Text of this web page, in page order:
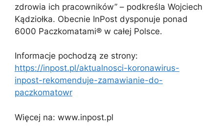
zdrowia ich pracowników” – podkreśla Wojciech
Kądziołka. Obecnie InPost dysponuje ponad
6000 Paczkomatami® w całej Polsce.
Informacje pochodzą ze strony:
https://inpost.pl/aktualnosci-koronawirus-
inpost-rekomenduje-zamawianie-do-
paczkomatowr
Więcej na: www.inpost.pl